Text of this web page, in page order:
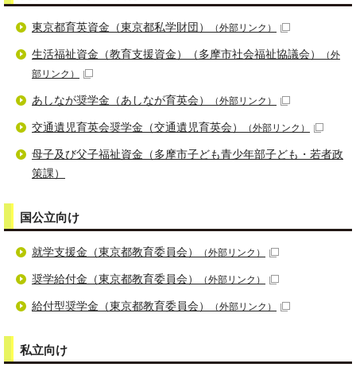
東京都育英資金（東京都私学財団） （外部リンク）
生活福祉資金（教育支援資金）（多摩市社会福祉協議会）
（外
部リンク）
あしなが奨学金（あしなが育英会） （外部リンク）
交通遺児育英会奨学金（交通遺児育英会） （外部リンク）
母子及び父子福祉資金（多摩市子ども青少年部子ども・若者政
策課）
国公立向け
就学支援金（東京都教育委員会） （外部リンク）
奨学給付金（東京都教育委員会） （外部リンク）
給付型奨学金（東京都教育委員会） （外部リンク）
私立向け